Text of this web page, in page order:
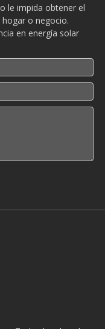
le impida obtener el
o negocio.
en energía solar